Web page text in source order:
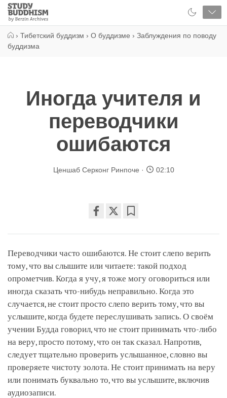
Close
Study
Buddhism
› Тибетский буддизм › О буддизме › Заблуждения по поводу
буддизма
Иногда учителя и
переводчики
ошибаются
Ценшаб Серконг Ринпоче 02:10
on
facebook
Переводчики часто ошибаются. Не стоит слепо верить
тому, что вы слышите или читаете: такой подход
опрометчив. Когда я учу, я тоже могу оговориться или
иногда сказать что-нибудь неправильно. Когда это
случается, не стоит просто слепо верить тому, что вы
услышите, когда будете переслушивать запись. О своём
учении Будда говорил, что не стоит принимать что-либо
на веру, просто потому, что он так сказал. Напротив,
следует тщательно проверить услышанное, словно вы
проверяете чистоту золота. Не стоит принимать на веру
или понимать буквально то, что вы услышите, включив
аудиозаписи.